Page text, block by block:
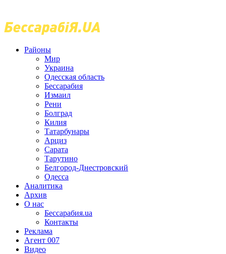
Районы
Мир
Украина
Одесская область
Бессарабия
Измаил
Рени
Болград
Килия
Татарбунары
Арциз
Сарата
Тарутино
Белгород-Днестровский
Одесса
Аналитика
Архив
О нас
Бессарабия.ua
Контакты
Реклама
Агент 007
Видео